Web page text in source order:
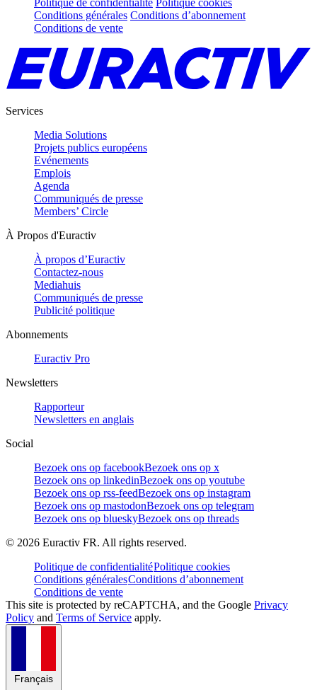
Conditions générales Conditions d’abonnement
Conditions de vente
Services
Media Solutions
Projets publics européens
Evénements
Emplois
Agenda
Communiqués de presse
Members’ Circle
À Propos d'Euractiv
À propos d’Euractiv
Contactez-nous
Mediahuis
Communiqués de presse
Publicité politique
Abonnements
Euractiv Pro
Newsletters
Rapporteur
Newsletters en anglais
Social
Bezoek ons op facebookBezoek ons op x
Bezoek ons op linkedinBezoek ons op youtube
Bezoek ons op rss-feedBezoek ons op instagram
Bezoek ons op mastodonBezoek ons op telegram
Bezoek ons op blueskyBezoek ons op threads
© 2026 Euractiv FR. All rights reserved.
Politique de confidentialitéPolitique cookies
Conditions généralesConditions d’abonnement
Conditions de vente
This site is protected by reCAPTCHA, and the Google Privacy
Policy and Terms of Service apply.
Français